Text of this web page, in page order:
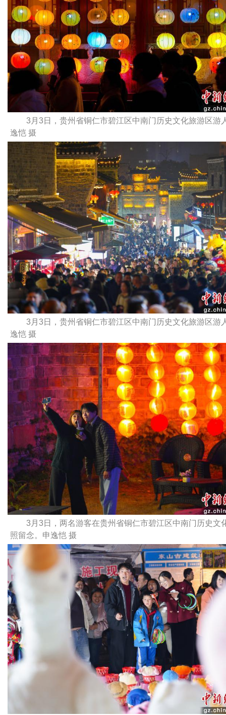
3月3日，贵州省铜仁市碧江区中南门历史文化旅游区游
逸恺 摄
3月3日，贵州省铜仁市碧江区中南门历史文化旅游区游
逸恺 摄
3月3日，两名游客在贵州省铜仁市碧江区中南门历史文
照留念。申逸恺 摄